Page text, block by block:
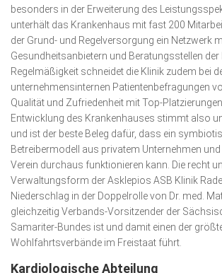
Kampf gegen Krebs
Hören
Lebensart
besonders in der Erweiterung des
unterhält das Krankenhaus mit fast 200
der Grund- und Regelversorgung ein Netzwerk
Gesundheitsanbietern und Beratungsstellen
Regelmäßigkeit schneidet die Klinik zudem bei
unternehmensinternen Patienten­befragungen
Qualität und Zufriedenheit mit Top-
Entwicklung des Krankenhauses stimmt also
und ist der beste Beleg dafür, dass ein
Betreibermodell aus privatem Unternehmen
Verein durchaus funktionieren kann. Die recht
Verwaltungsform der Asklepios ASB Klinik
Niederschlag in der Doppelrolle von Dr. med.
gleichzeitig Verbands-Vor­sitzender der
Samariter-Bundes ist und damit einen der
Wohlfahrtsverbände im Freistaat führt.
Kardiologische Abteilung